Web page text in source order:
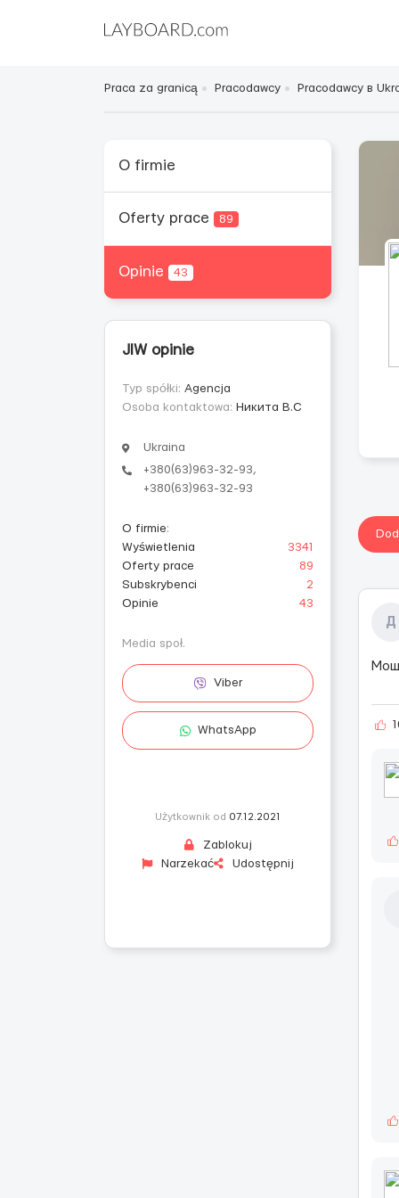
Praca za granicą Pracodawcy Pracodawcy в
O firmie
Oferty prace 89
Opinie 43
JIW opinie
Typ spółki: Agencja
Osoba kontaktowa: Никита В.С
Ukraina
+380(63)963-32-93,
+380(63)963-32-93
O firmie:
Wyświetlenia
3341
Oferty prace
89
Subskrybenci
2
Opinie
43
Media społ.
Viber
WhatsApp
Użytkownik od 07.12.2021
Zablokuj
Narzekać
Udostępnij
Д